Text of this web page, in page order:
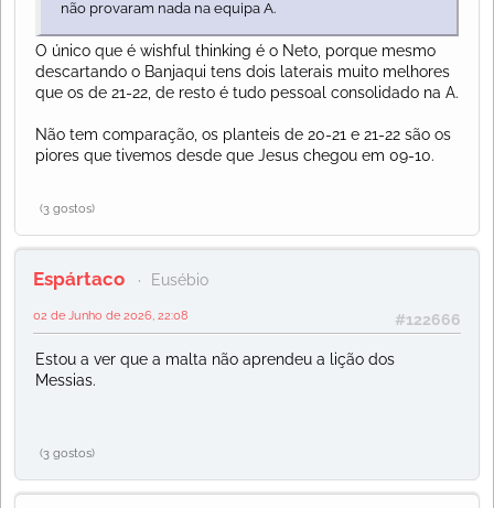
não provaram nada na equipa A.
O único que é wishful thinking é o Neto, porque mesmo
descartando o Banjaqui tens dois laterais muito melhores
que os de 21-22, de resto é tudo pessoal consolidado na A.
Não tem comparação, os planteis de 20-21 e 21-22 são os
piores que tivemos desde que Jesus chegou em 09-10.
(3 gostos)
Espártaco Eusébio
#122666
02 de Junho de 2026, 22:08
Estou a ver que a malta não aprendeu a lição dos
Messias.
(3 gostos)